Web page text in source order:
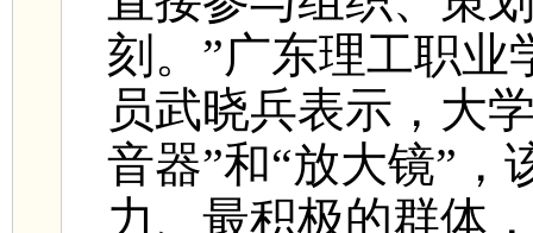
刻。”广东理工职业
员武晓兵表示，大
音器”和“放大镜”，
力、最积极的群体